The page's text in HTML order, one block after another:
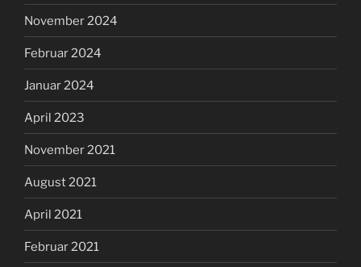
November 2024
Februar 2024
Januar 2024
April 2023
November 2021
August 2021
April 2021
Februar 2021